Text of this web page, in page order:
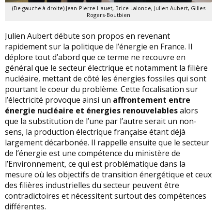
(De gauche à droite) Jean-Pierre Hauet, Brice Lalonde, Julien Aubert, Gilles
Rogers-Boutbien
Julien Aubert débute son propos en revenant
rapidement sur la politique de l’énergie en France. Il
déplore tout d’abord que ce terme ne recouvre en
général que le secteur électrique et notamment la filière
nucléaire, mettant de côté les énergies fossiles qui sont
pourtant le coeur du problème. Cette focalisation sur
l’électricité provoque ainsi un affrontement entre
énergie nucléaire et énergies renouvelablesalors
que la substitution de l’une par l’autre serait un non-
sens, la production électrique française étant déjà
largement décarbonée. Il rappelle ensuite que le secteur
de l’énergie est une compétence du ministère de
l’Environnement, ce qui est problématique dans la
mesure où les objectifs de transition énergétique et ceux
des filières industrielles du secteur peuvent être
contradictoires et nécessitent surtout des compétences
différentes.